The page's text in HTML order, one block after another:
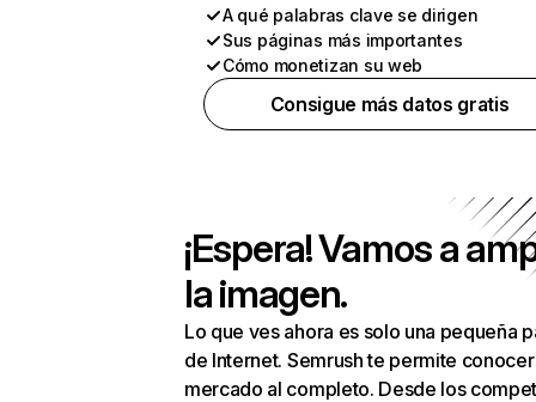
A qué palabras clave se dirigen
Sus páginas más importantes
Cómo monetizan su web
Consigue más datos gratis
¡Espera! Vamos a
la imagen.
Lo que ves ahora es solo una pequeña
de Internet. Semrush te permite
mercado al completo. Desde los